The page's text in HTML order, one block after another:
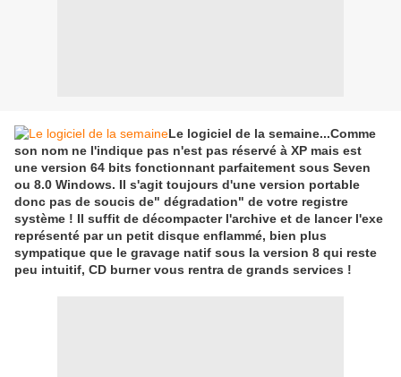
Le logiciel de la semaine...Comme
son nom ne l'indique pas n'est pas réservé à XP mais est
une version 64 bits fonctionnant parfaitement sous Seven
ou 8.0 Windows. Il s'agit toujours d'une version portable
donc pas de soucis de" dégradation" de votre registre
système ! Il suffit de décompacter l'archive et de lancer l'exe
représenté par un petit disque enflammé, bien plus
sympatique que le gravage natif sous la version 8 qui reste
peu intuitif, CD burner vous rentra de grands services !